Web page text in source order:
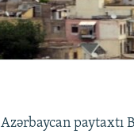
Azərbaycan paytaxtı